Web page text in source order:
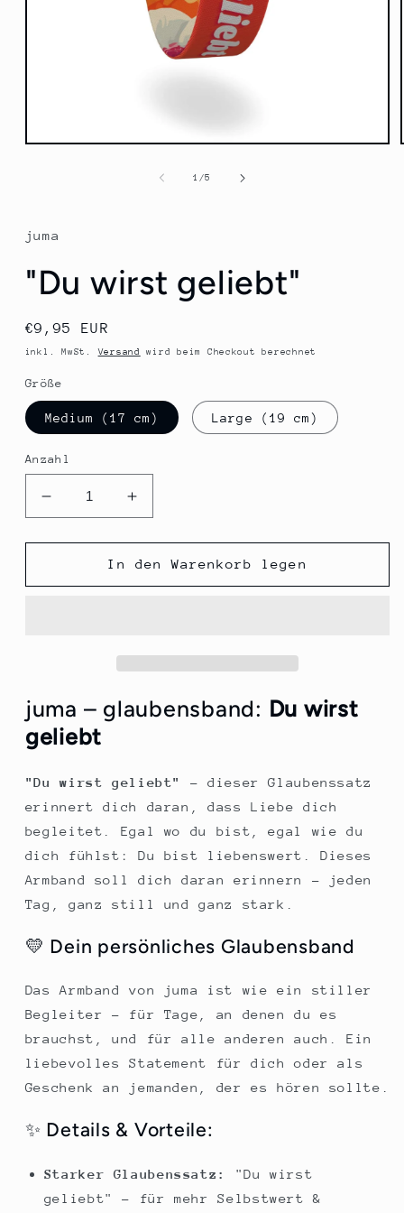
1 /von
5
juma
"Du wirst geliebt"
Normaler
Preis
€9,95 EUR
inkl. MwSt.Versand wird beim Checkout berechnet
Größe
Medium (17 cm) Large (19 cm)
Anzahl
Verringere
die
Menge
&quot;Du
Erhöhe
die
Menge
für
&quot;Du
In den Warenkorb legen
juma – glaubensband: Du wirst
geliebt
"Du wirst geliebt"
– dieser Glaubenssatz
erinnert dich daran, dass Liebe dich
begleitet. Egal wo du bist, egal wie du
dich fühlst: Du bist liebenswert. Dieses
Armband soll dich daran erinnern – jeden
Tag, ganz still und ganz stark.
💛 Dein persönliches Glaubensband
Das Armband von juma ist wie ein stiller
Begleiter – für Tage, an denen du es
brauchst, und für alle anderen auch. Ein
liebevolles Statement für dich oder als
Geschenk an jemanden, der es hören sollte.
✨ Details & Vorteile:
Starker Glaubenssatz:
"Du wirst
geliebt" – für mehr Selbstwert &